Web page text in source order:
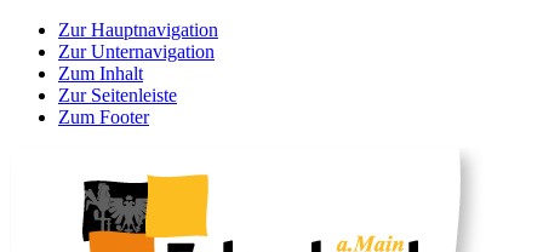
Zur Hauptnavigation
Zur Unternavigation
Zum Inhalt
Zur Seitenleiste
Zum Footer